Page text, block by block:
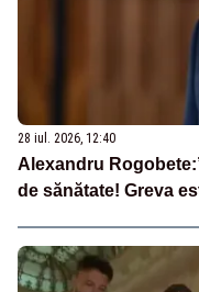
28 iul. 2026, 12:40
Alexandru
de sănătate! Greva